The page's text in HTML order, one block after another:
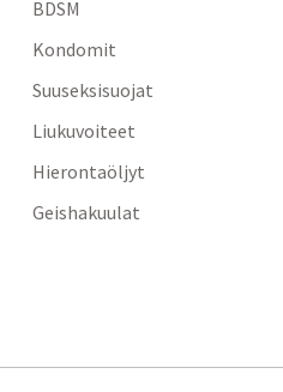
BDSM
Kondomit
Suuseksisuojat
Liukuvoiteet
Hierontaöljyt
Geishakuulat